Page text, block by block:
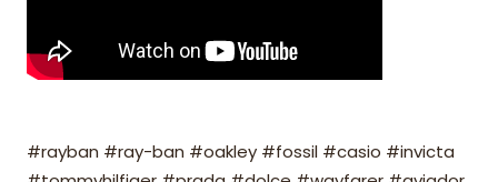
#rayban #ray-ban #oakley #fossil #casio #invicta